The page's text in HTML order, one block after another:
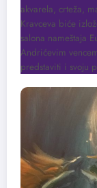
akvarela, crteža,
Kravceva biće
salona nameštaja
Andrićevim
predstaviti i svoju